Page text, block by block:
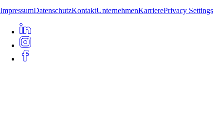
ImpressumDatenschutzKontaktUnternehmenKarrierePrivacy Settings